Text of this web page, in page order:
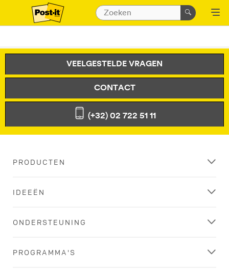
VEELGESTELDE VRAGEN
CONTACT
(+32) 02 722 51 11
PRODUCTEN
IDEEËN
ONDERSTEUNING
PROGRAMMA'S